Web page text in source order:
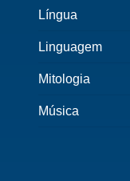
Língua
Linguagem
Mitologia
Música